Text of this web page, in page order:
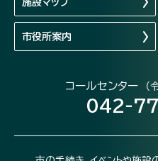
市役所案内
コールセンター （
042-